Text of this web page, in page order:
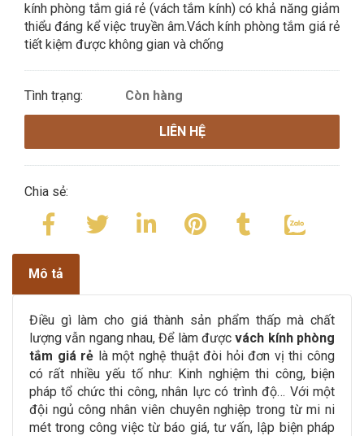
kính phòng tắm giá rẻ (vách tắm kính) có khả năng giảm
thiểu đáng kể việc truyền âm.Vách kính phòng tắm giá rẻ
tiết kiệm được không gian và chống
Tình trạng: Còn hàng
LIÊN HỆ
Chia sẻ:
Mô tả
Điều gì làm cho giá thành sản phẩm thấp mà chất
lượng vẫn ngang nhau, Để làm đượcvách kính phòng
tắm giá rẻ là một nghệ thuật đòi hỏi đơn vị thi công
có rất nhiều yếu tố như: Kinh nghiệm thi công, biện
pháp tổ chức thi công, nhân lực có trình độ… Với một
đội ngủ công nhân viên chuyên nghiệp trong từ mi ni
mét trong công việc từ báo giá, tư vấn, lập biện pháp